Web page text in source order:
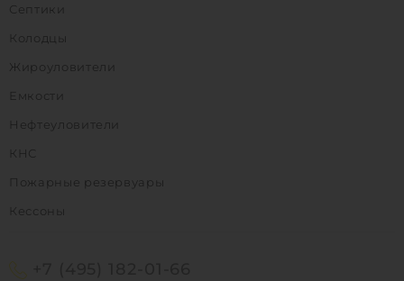
Септики
Колодцы
Жироуловители
Емкости
Нефтеуловители
КНС
Пожарные резервуары
Кессоны